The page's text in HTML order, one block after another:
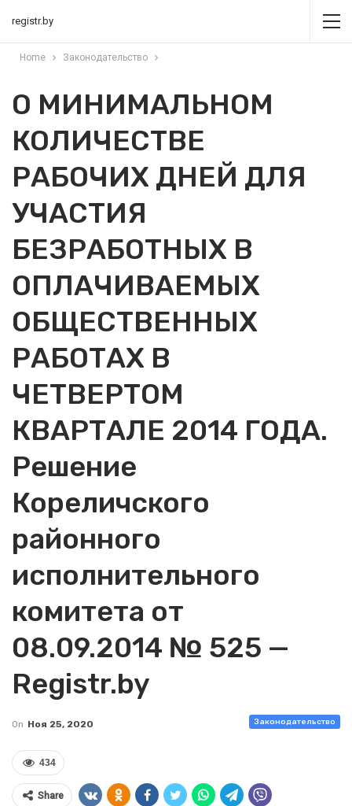
registr.by
Home Законодательство
О МИНИМАЛЬНОМ
КОЛИЧЕСТВЕ
РАБОЧИХ ДНЕЙ ДЛЯ
УЧАСТИЯ
БЕЗРАБОТНЫХ В
ОПЛАЧИВАЕМЫХ
ОБЩЕСТВЕННЫХ
РАБОТАХ В
ЧЕТВЕРТОМ
КВАРТАЛЕ 2014 ГОДА.
Решение
Кореличского
районного
исполнительного
комитета от
08.09.2014 № 525 —
Registr.by
Законодательство
On Ноя 25, 2020
434
Share